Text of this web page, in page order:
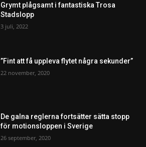
Grymt plågsamt i fantastiska Trosa
Stadslopp
3 juli, 2022
”Fint att få uppleva flytet några sekunder”
22 november, 2020
De galna reglerna fortsätter sätta stopp
för motionsloppen i Sverige
26 september, 2020